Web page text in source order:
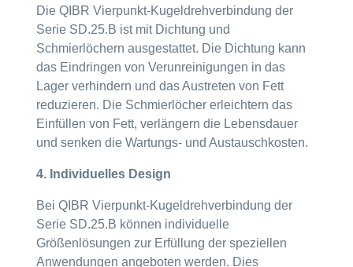
Die QIBR Vierpunkt-Kugeldrehverbindung der
Serie SD.25.B ist mit Dichtung und
Schmierlöchern ausgestattet. Die Dichtung kann
das Eindringen von Verunreinigungen in das
Lager verhindern und das Austreten von Fett
reduzieren. Die Schmierlöcher erleichtern das
Einfüllen von Fett, verlängern die Lebensdauer
und senken die Wartungs- und Austauschkosten.
4. Individuelles Design
Bei QIBR Vierpunkt-Kugeldrehverbindung der
Serie SD.25.B können individuelle
Größenlösungen zur Erfüllung der speziellen
Anwendungen angeboten werden. Dies